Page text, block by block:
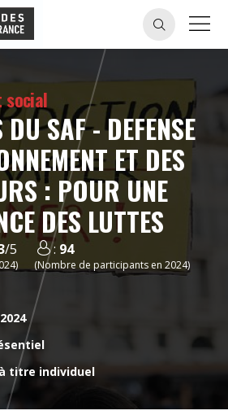
social
SAF - DEFENSE
ET DES
: POUR UNE
DES LUTTES
/5 : 94
(Nombre de participants en 2024)
titre individuel